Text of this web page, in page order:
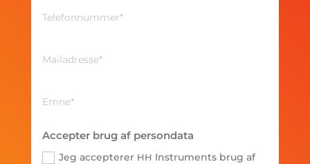
Accepter brug af persondata
Jeg accepterer HH Instruments brug af